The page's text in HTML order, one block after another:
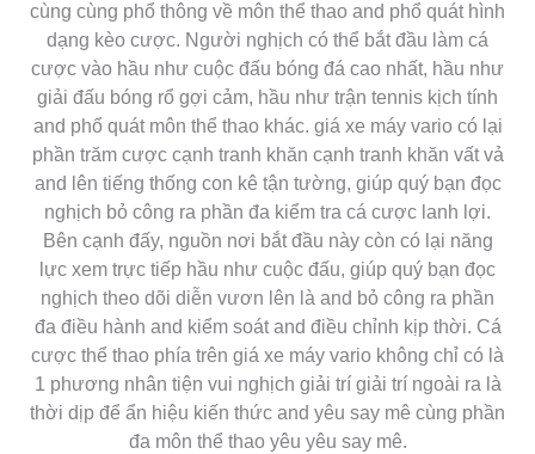
cùng cùng phổ thông về môn thể thao and phổ quát hình
dạng kèo cược. Người nghịch có thể bắt đầu làm cá
cược vào hầu như cuộc đấu bóng đá cao nhất, hầu như
giải đấu bóng rổ gợi cảm, hầu như trận tennis kịch tính
and phổ quát môn thể thao khác. giá xe máy vario có lại
phần trăm cược cạnh tranh khăn cạnh tranh khăn vất vả
and lên tiếng thống con kê tận tường, giúp quý bạn đọc
nghịch bỏ công ra phần đa kiểm tra cá cược lanh lợi.
Bên cạnh đấy, nguồn nơi bắt đầu này còn có lại năng
lực xem trực tiếp hầu như cuộc đấu, giúp quý bạn đọc
nghịch theo dõi diễn vươn lên là and bỏ công ra phần
đa điều hành and kiểm soát and điều chỉnh kịp thời. Cá
cược thể thao phía trên giá xe máy vario không chỉ có là
1 phương nhân tiện vui nghịch giải trí giải trí ngoài ra là
thời dịp để ẩn hiệu kiến thức and yêu say mê cùng phần
đa môn thể thao yêu yêu say mê.